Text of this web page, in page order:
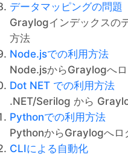
データマッピングの問題
Graylogインデックスの
方法
Node.jsでの利用方法
Node.jsからGraylogへ
Dot NET での利用方法
.NET/Serilog から
Pythonでの利用方法
PythonからGraylogへロ
CLIによる自動化